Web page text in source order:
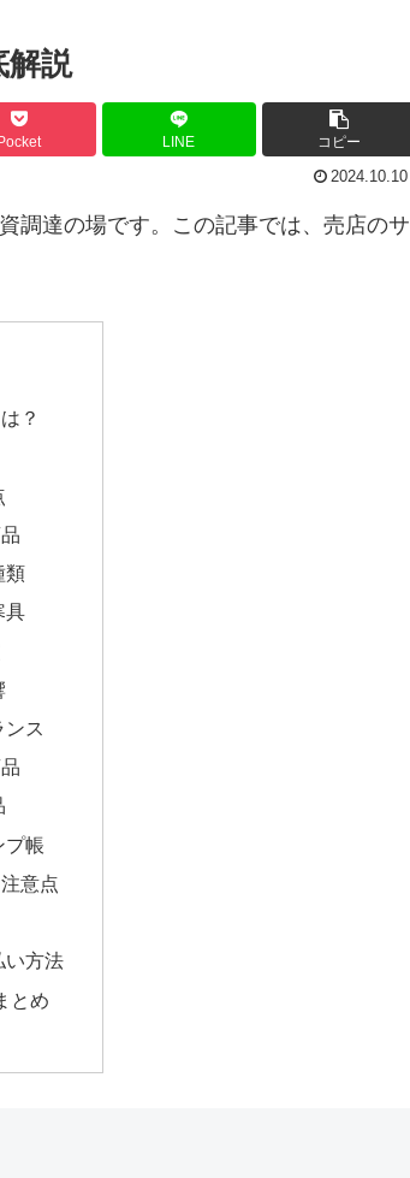
解説
Pocket LINE コピー
2024.10.10
調達の場です。この記事では、売店のサ
？
類
具
ンス
プ帳
意点
い方法
とめ